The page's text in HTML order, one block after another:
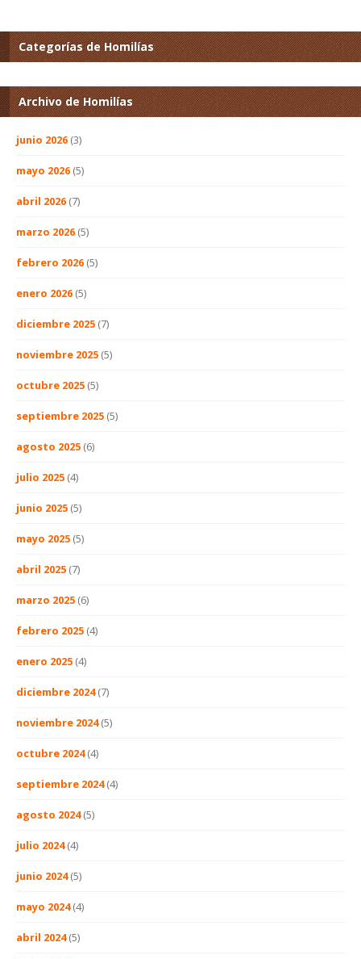
Categorías de Homilías
Archivo de Homilías
junio 2026 (3)
mayo 2026 (5)
abril 2026 (7)
marzo 2026 (5)
febrero 2026 (5)
enero 2026 (5)
diciembre 2025 (7)
noviembre 2025 (5)
octubre 2025 (5)
septiembre 2025 (5)
agosto 2025 (6)
julio 2025 (4)
junio 2025 (5)
mayo 2025 (5)
abril 2025 (7)
marzo 2025 (6)
febrero 2025 (4)
enero 2025 (4)
diciembre 2024(7)
noviembre 2024(5)
octubre 2024(4)
septiembre 2024(4)
agosto 2024(5)
julio 2024(4)
junio 2024(5)
mayo 2024(4)
abril 2024(5)